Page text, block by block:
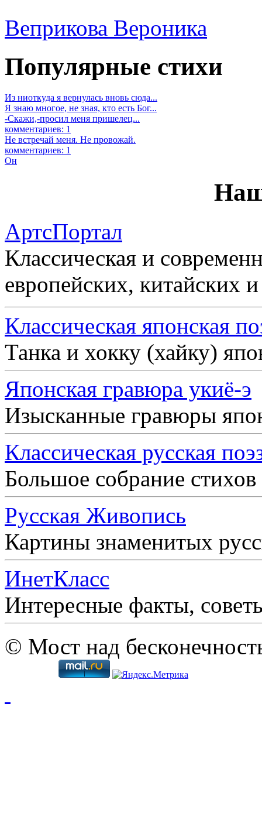
Веприкова Вероника
Популярные стихи
Из ниоткуда я вернулась вновь сюда...
Я знаю многое, не зная, кто есть Бог...
-Скажи,-просил меня пришелец...
комментариев: 1
Не встречай меня. Не провожай.
комментариев: 1
Он
АртсПортал
Классическая и
европейских, китайских
Классическая японская
Танка и хокку (хайку)
Японская гравюра укиё-э
Изысканные гравюры
Классическая русская
Большое собрание
Русская Живопись
Картины знаменитых
ИнетКласс
Интересные факты,
© Мост над